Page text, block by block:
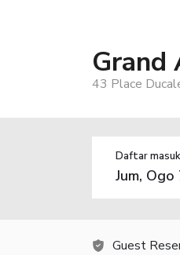
Grand
43 Place
Daftar
Guest